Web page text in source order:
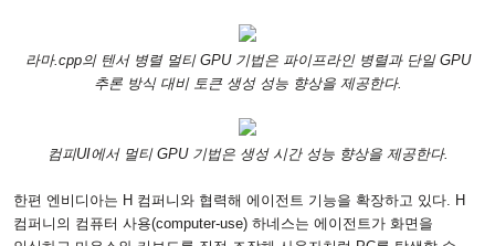
라마.cpp의 텐서 병렬 멀티GPU 기법은 파이프라인 병렬과 단일GPU
추론 방식 대비 토큰 생성 성능 향상을 제공한다.
컴피UI에서 멀티GPU 기법은 생성 시간 성능 향상을 제공한다.
한편 엔비디아는 H 컴퍼니와 협력해 에이전트 기능을 확장하고 있다 . H
컴퍼니의 컴퓨터 사용(computer-use) 하네스는 에이전트가 화면을